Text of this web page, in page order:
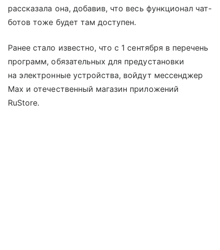
рассказала она, добавив, что весь функционал чат-
ботов тоже будет там доступен.
Ранее стало известно, что с 1 сентября в перечень
программ, обязательных для предустановки
на электронные устройства, войдут мессенджер
Max и отечественный магазин приложений
RuStore.